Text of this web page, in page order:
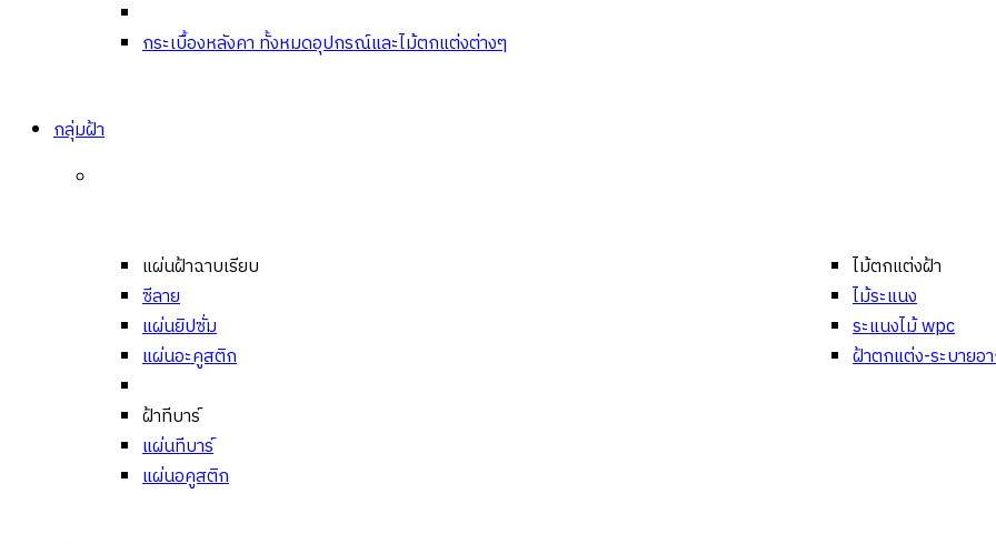
กระเบื้องหลังคา ทั้งหมดอุปกรณ์และไม้ตกแต่งต่างๆ
กลุ่มฝ้า
แผ่นฝ้าฉาบเรียบ
ซีลาย
แผ่นยิปซั่ม
แผ่นอะคูสติก
ฝ้าทีบาร์
แผ่นทีบาร์
แผ่นอคูสติก
ไม้ตกแต่งฝ้า
ไม้ระแนง
ระแนงไม้ wpc
ฝ้าตกแต่ง-ระบายอ